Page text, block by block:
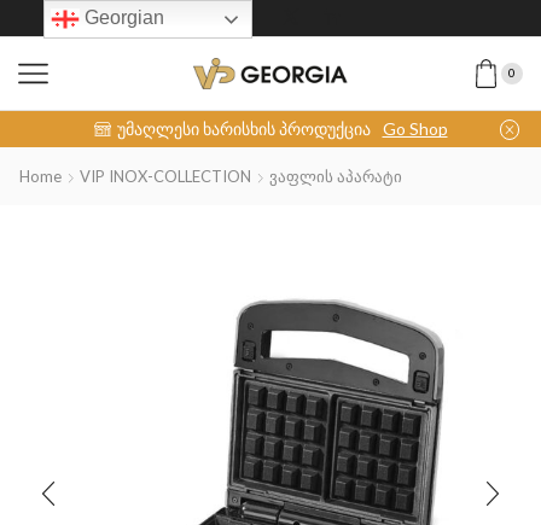
0
უმაღლესი ხარისხის პროდუქცია Go Shop
Home VIP INOX-COLLECTION Ვაფლის Აპარატი
Georgian